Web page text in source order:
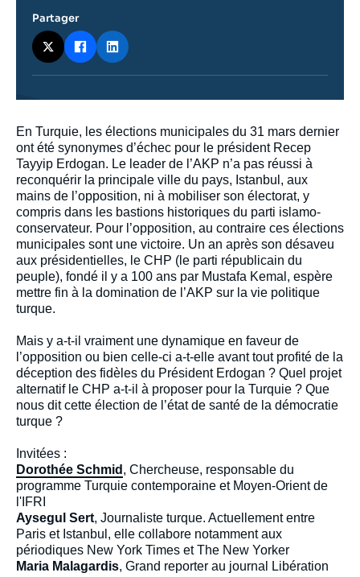
Contenu
intervention
médiatique
En Turquie, les élections municipales du 31 mars dernier
ont été synonymes d’échec pour le président Recep
Tayyip Erdogan. Le leader de l’AKP n’a pas réussi à
reconquérir la principale ville du pays, Istanbul, aux
mains de l’opposition, ni à mobiliser son électorat, y
compris dans les bastions historiques du parti islamo-
conservateur. Pour l’opposition, au contraire ces élections
municipales sont une victoire. Un an après son désaveu
aux présidentielles, le CHP (le parti républicain du
peuple), fondé il y a 100 ans par Mustafa Kemal, espère
mettre fin à la domination de l’AKP sur la vie politique
turque.
Mais y a-t-il vraiment une dynamique en faveur de
l’opposition ou bien celle-ci a-t-elle avant tout profité de la
déception des fidèles du Président Erdogan ? Quel projet
alternatif le CHP a-t-il à proposer pour la Turquie ? Que
nous dit cette élection de l’état de santé de la démocratie
turque ?
Invitées :
Dorothée Schmid , Chercheuse, responsable du
programme Turquie contemporaine et Moyen-Orient de
l'IFRI
Aysegul Sert, Journaliste turque. Actuellement entre
Paris et Istanbul, elle collabore notamment aux
périodiques New York Times et The New Yorker
Maria Malagardis, Grand reporter au journal Libération
Partager